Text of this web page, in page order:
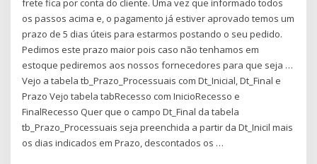
frete fica por conta do cliente. Uma vez que informado todos
os passos acima e, o pagamento já estiver aprovado temos um
prazo de 5 dias úteis para estarmos postando o seu pedido.
Pedimos este prazo maior pois caso não tenhamos em
estoque pediremos aos nossos fornecedores para que seja …
Vejo a tabela tb_Prazo_Processuais com Dt_Inicial, Dt_Final e
Prazo Vejo tabela tabRecesso com InicioRecesso e
FinalRecesso Quer que o campo Dt_Final da tabela
tb_Prazo_Processuais seja preenchida a partir da Dt_Inicil mais
os dias indicados em Prazo, descontados os …